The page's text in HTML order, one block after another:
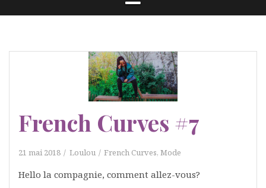
French Curves #7
21 mai 2018 Loulou French Curves, Mode
Hello la compagnie, comment allez-vous?